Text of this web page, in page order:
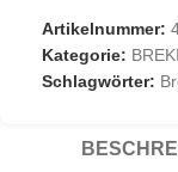
Artikelnummer:
Kategorie:
Schlagwörter: